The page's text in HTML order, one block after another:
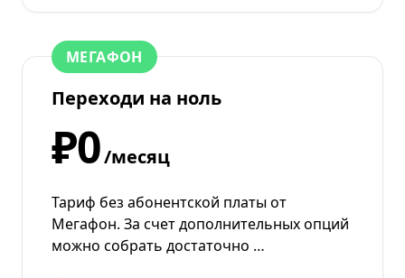
МЕГАФОН
Переходи на ноль
₽0/месяц
Тариф без абонентской платы от
Мегафон. За счет дополнительных опций
можно собрать достаточно …